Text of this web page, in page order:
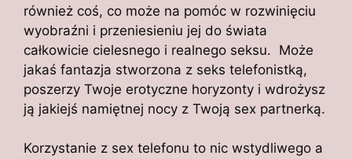
również coś, co może na pomóc w rozwinięciu
wyobraźni i przeniesieniu jej do świata
całkowicie cielesnego i realnego seksu. Może
jakaś fantazja stworzona z seks telefonistką,
poszerzy Twoje erotyczne horyzonty i wdrożysz
ją jakiejś namiętnej nocy z Twoją sex partnerką.
Korzystanie z sex telefonu to nic wstydliwego a